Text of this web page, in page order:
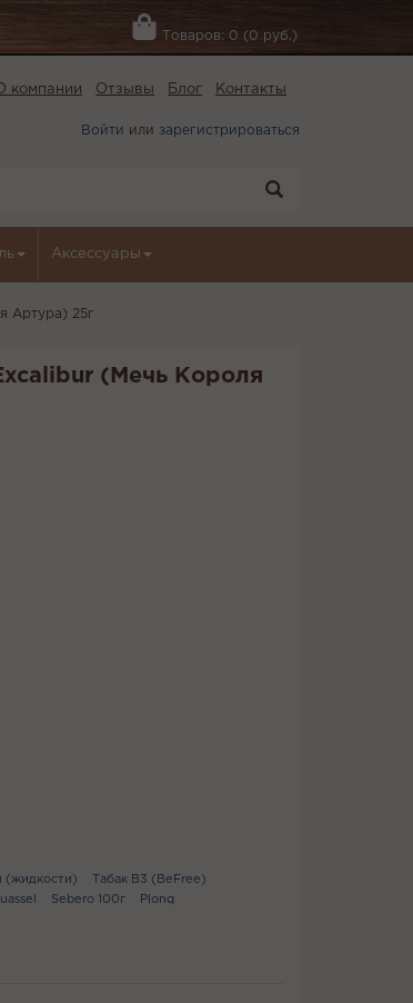
Товаров: 0 (0 руб.)
компании Отзывы Блог Контакты
Войти или зарегистрироваться
Аксессуары
Артура) 25г
(Мечь Короля
(жидкости)
Табак B3 (BeFree)
Sebero 100г
Plonq